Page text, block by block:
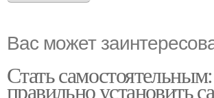
Вас может
Стать
правильно установить